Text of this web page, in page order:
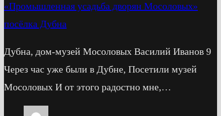
«Промышленная усадьба дворян Мосоловых»
посёлка Дубна
Дубна, дом-музей Мосоловых Василий Иванов 9
Через час уже были в Дубне, Посетили музей
Мосоловых И от этого радостно мне,…